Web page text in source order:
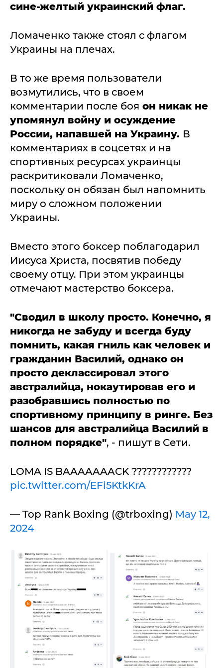
сине-желтый украинский флаг.
Ломаченко также стоял с флагом
Украины на плечах.
В то же время пользователи
возмутились, что в своем
комментарии после боя он никак не
упомянул войну и осуждение
России, напавшей на Украину. В
комментариях в соцсетях и на
спортивных ресурсах украинцы
раскритиковали Ломаченко,
поскольку он обязан был напомнить
миру о сложном положении
Украины.
Вместо этого боксер поблагодарил
Иисуса Христа, посвятив победу
своему отцу. При этом украинцы
отмечают мастерство боксера.
"Сводил в школу просто. Конечно, я
никогда не забуду и всегда буду
помнить, какая гниль как человек и
гражданин Василий, однако он
просто деклассировал этого
австралийца, нокаутировав его и
разобравшись полностью по
спортивному принципу в ринге. Без
шансов для австралийца Василий в
полном порядке", - пишут в Сети.
LOMA IS BAAAAAAACK ????????????
pic.twitter.com/EFi5KtkKrA
— Top Rank Boxing (@trboxing) May 12,
2024